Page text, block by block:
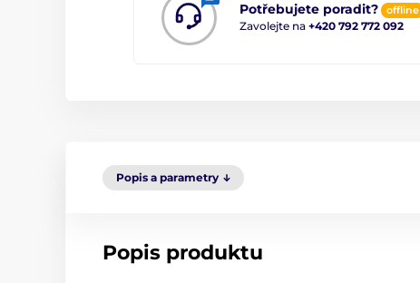
Potřebujete poradit? offline
Zavolejte na +420 792 772 092
Popis a parametry
Popis produktu